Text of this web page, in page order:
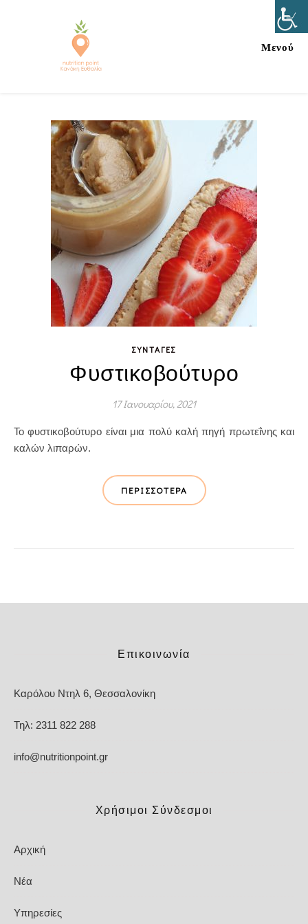
Μενού
ΣΥΝΤΑΓΈΣ
Φυστικοβούτυρο
17 Ιανουαρίου, 2021
Το φυστικοβούτυρο είναι μια πολύ καλή πηγή πρωτεΐνης και
καλών λιπαρών.
ΠΕΡΙΣΣΌΤΕΡΑ
Επικοινωνία
Καρόλου Ντηλ 6, Θεσσαλονίκη
Τηλ: 2311 822 288
info@nutritionpoint.gr
Χρήσιμοι Σύνδεσμοι
Αρχική
Νέα
Υπηρεσίες